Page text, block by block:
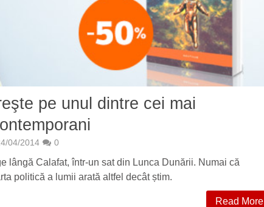
pe unul dintre cei mai
04/2014 0
lângă Calafat, într-un sat din Lunca Dunării. Numai că
politică a lumii arată altfel decât știm.
Read More